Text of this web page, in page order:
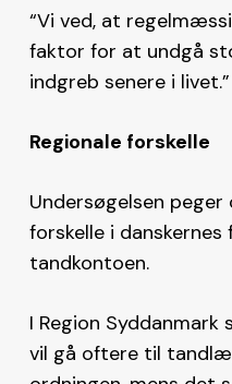
“Vi ved, at
faktor for at undgå
indgreb senere i livet.”
Regionale forskelle
Undersøgelsen
forskelle i
tandkontoen.
I Region Syddanmark
vil gå oftere til